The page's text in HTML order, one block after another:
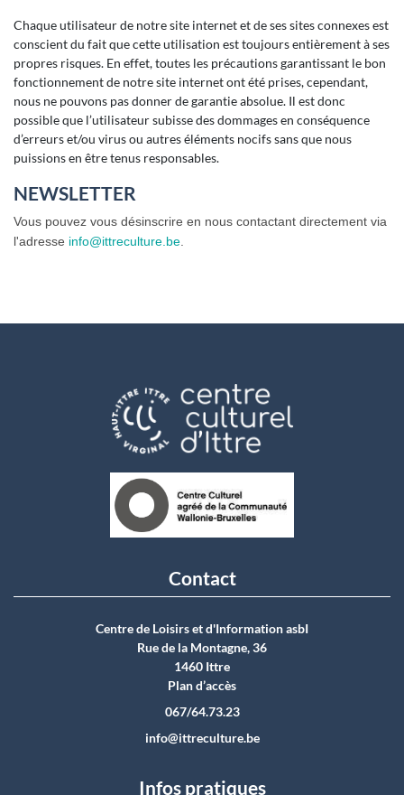
Chaque utilisateur de notre site internet et de ses sites connexes est
conscient du fait que cette utilisation est toujours entièrement à ses
propres risques. En effet, toutes les précautions garantissant le bon
fonctionnement de notre site internet ont été prises, cependant,
nous ne pouvons pas donner de garantie absolue. Il est donc
possible que l’utilisateur subisse des dommages en conséquence
d’erreurs et/ou virus ou autres éléments nocifs sans que nous
puissions en être tenus responsables.
NEWSLETTER
Vous pouvez vous désinscrire en nous contactant directement via
l'adresse info@ittreculture.be
Contact
Centre de Loisirs et d'Information asbI
Rue de la Montagne, 36
1460 Ittre
Plan d’accès
067/64.73.23
info@ittreculture.be
Infos pratiques